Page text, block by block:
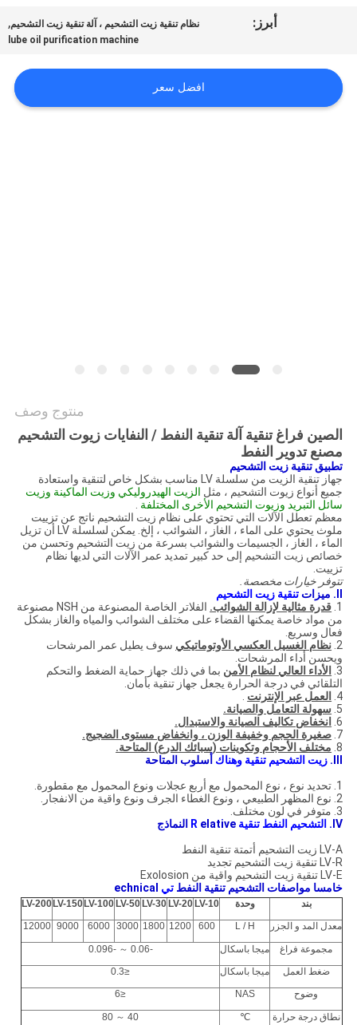
اطلب
أبرز: نظام تنقية زيت التشحيم ، آلة تنقية زيت التشحيم,
lube oil purification machine
افضل سعر
منتوج وصف
الصين فراغ تنقية آلة تنقية النفط / النفايات زيوت التشحيم
مصنع تدوير النفط
تطبيق تنقية زيت التشحيم
جهاز تنقية الزيت من سلسلة LV مناسب بشكل خاص لتنقية واستعادة
جميع أنواع زيوت التشحيم ، مثل الزيت الهيدروليكي وزيت الماكينة وزيت
سائل التبريد وزيوت التشحيم الأخرى المختلفة .
معظم تعطل الآلات التي تحتوي على نظام زيت التشحيم ناتج عن تزييت
ملوث يحتوي على الماء ، الغاز ، الشوائب ، إلخ. يمكن لسلسلة LV أن تزيل
الماء ، الغاز ، الجسيمات والشوائب بسرعة من زيت التشحيم وتحسن من
خصائص زيت التشحيم إلى حد كبير تمديد عمر الآلات التي لديها نظام
تزييت.
تتوفر خيارات مخصصة.
ميزات تنقية زيت التشحيم
1. قدرة مثالية لإزالة الشوائب.
الفلاتر الخاصة المصنوعة من NSH مصنوعة
من مواد خاصة يمكنها القضاء على مختلف الشوائب والمياه والغاز بشكل
فعال وسريع.
2. نظام الغسيل العكسي الأوتوماتيكي سوف يطيل عمر المرشحات
ويحسن أداء المرشحات.
3.
الأداء العالي لنظام الأمن بما في ذلك جهاز حماية الضغط والتحكم
التلقائي في درجة الحرارة يجعل جهاز تنقية بأمان.
4.
العمل عبر الإنترنت .
5. سهولة التعامل والصيانة.
6.
انخفاض تكاليف الصيانة والاستبدال.
7. صغيرة الحجم وخفيفة الوزن ، وانخفاض مستوى الضجيج.
8. مختلف الأحجام وتكوينات (سبائك الدرع) المتاحة.
زيت التشحيم تنقية وهناك أسلوب المتاحة
1. تحديد نوع ، نوع المحمول مع أربع عجلات ونوع المحمول مع مقطورة.
2. نوع المظهر الطبيعي ، ونوع الغطاء الجرف ونوع واقية من الانفجار.
3. متوفر في لون مختلف.
IV.
التشحيم النفط تنقية R elative النماذج
LV-A زيت التشحيم أتمتة تنقية النفط
LV-R تنقية زيت التشحيم تجديد
LV-E تنقية زيت التشحيم واقية من Exolosion
خامسا مواصفات التشحيم تنقية النفط تي echnical
بند وحدة LV-10
LV-20
LV-30
LV-50
LV-100
LV-150
LV-200
معدل المد و الجزر
L / H
600
1200
1800
3000
6000
9000
12000
مجموعة فراغ ميجا باسكال
-0.06 ～ -0.096
ضغط العمل
ميجا باسكال
≤0.3
وضوح
NAS
≤6
نطاق درجة حرارة ℃
40 ～ 80